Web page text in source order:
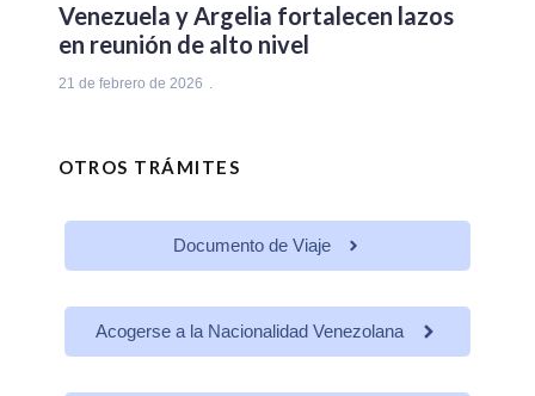
Venezuela y Argelia fortalecen lazos
en reunión de alto nivel
21 de febrero de 2026
OTROS TRÁMITES
Documento de Viaje
Acogerse a la Nacionalidad Venezolana